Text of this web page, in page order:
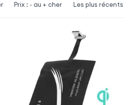
Prix : - au + cher Les plus récents